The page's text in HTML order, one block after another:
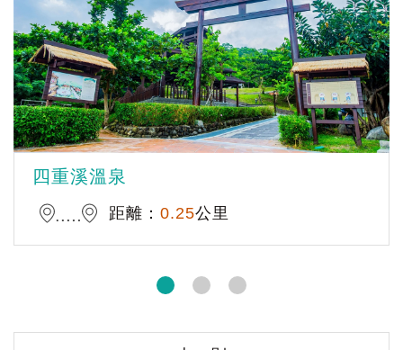
四重溪溫泉
距離： 0.25公里